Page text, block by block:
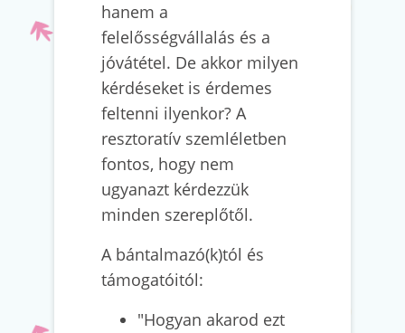
hanem a
felelősségvállalás és a
jóvátétel. De akkor milyen
kérdéseket is érdemes
feltenni ilyenkor? A
resztoratív szemléletben
fontos, hogy nem
ugyanazt kérdezzük
minden szereplőtől.
A bántalmazó(k)tól és
támogatóitól:
"Hogyan akarod ezt